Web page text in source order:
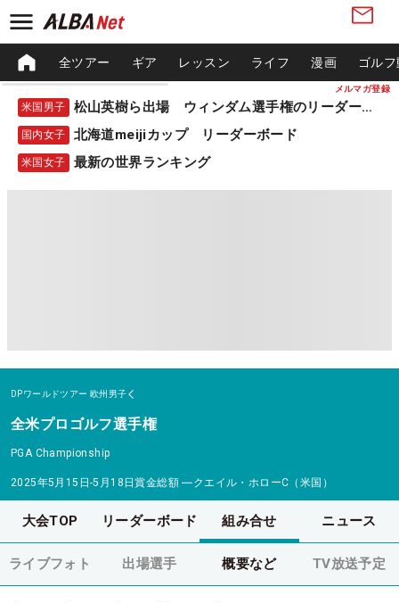
メルマガ登録
全ツアー ギア レッスン ライフ 漫画 ゴル
米国男子 松山英樹ら出場 ウィンダム選手権のリーダーボード
国内女子 北海道meijiカップ リーダーボード
米国女子 最新の世界ランキング
DPワールドツアー 欧州男子
全米プロゴルフ選手権
PGA Championship
2025年5月15日-5月18日賞金総額 ―クエイル・ホローC（米国）
大会TOP リーダーボード 組み合せ ニュース
ライブフォト 出場選手 概要など TV放送予定